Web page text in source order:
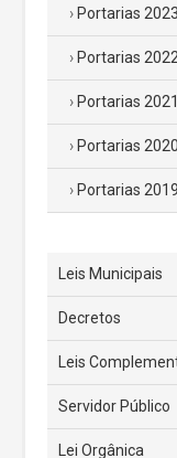
Portarias 2023
Portarias 2022
Portarias 2021
Portarias 2020
Portarias 2019
Leis Municipais
Decretos
Leis
Servidor Público
Lei Orgânica